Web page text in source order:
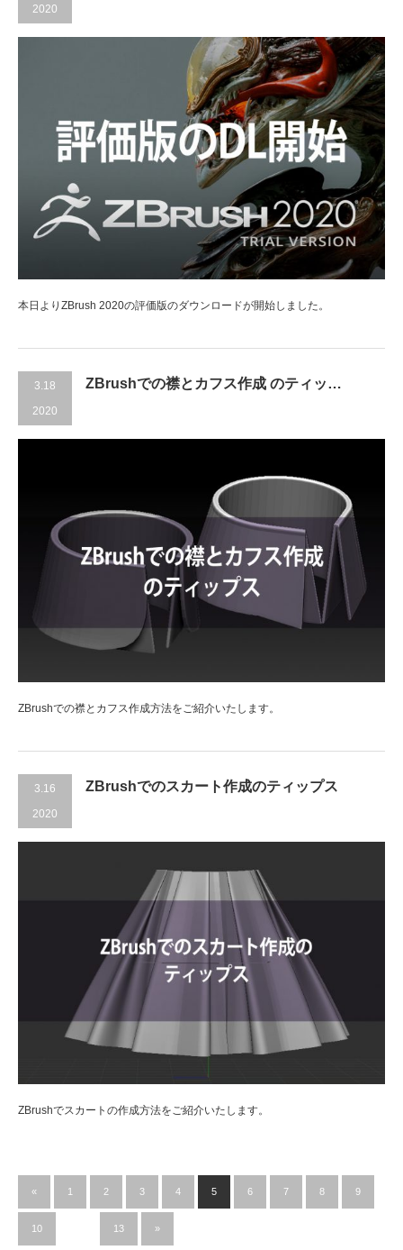
2020
本日よりZBrush 2020の評価版のダウンロードが開始しました。
3.18
2020
ZBrushでの襟とカフス作成 のティッ…
ZBrushでの襟とカフス作成方法をご紹介いたします。
3.16
2020
ZBrushでのスカート作成のティップス
ZBrushでスカートの作成方法をご紹介いたします。
« 1 2 3 4 5 6 7 8 9
10 13 »